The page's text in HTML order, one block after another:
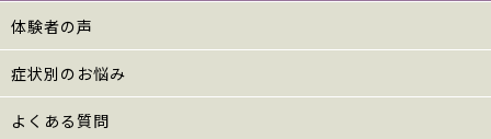
体験者の声
症状別のお悩み
よくある質問